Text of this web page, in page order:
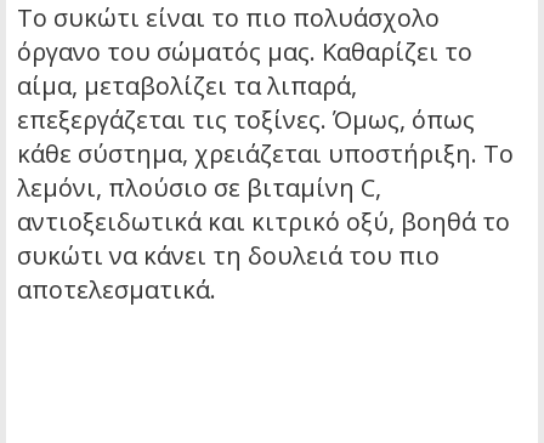
Το συκώτι είναι το πιο πολυάσχολο
όργανο του σώματός μας. Καθαρίζει το
αίμα, μεταβολίζει τα λιπαρά,
επεξεργάζεται τις τοξίνες. Όμως, όπως
κάθε σύστημα, χρειάζεται υποστήριξη. Το
λεμόνι, πλούσιο σε βιταμίνη C,
αντιοξειδωτικά και κιτρικό οξύ, βοηθά το
συκώτι να κάνει τη δουλειά του πιο
αποτελεσματικά.